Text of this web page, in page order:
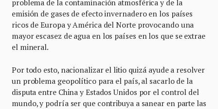
problema de la contaminación atmosférica y de la
emisión de gases de efecto invernadero en los países
ricos de Europa y América del Norte provocando una
mayor escasez de agua en los países en los que se extrae
el mineral.
Por todo esto, nacionalizar el litio quizá ayude a resolver
un problema geopolítico para el país, al sacarlo de la
disputa entre China y Estados Unidos por el control del
mundo, y podría ser que contribuya a sanear en parte las